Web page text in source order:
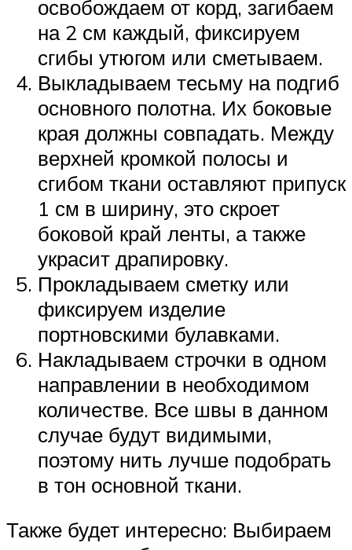
освобождаем от корд, загибаем
на 2 см каждый, фиксируем
сгибы утюгом или сметываем.
Выкладываем тесьму на подгиб
основного полотна. Их боковые
края должны совпадать. Между
верхней кромкой полосы и
сгибом ткани оставляют припуск
1 см в ширину, это скроет
боковой край ленты, а также
украсит драпировку.
Прокладываем сметку или
фиксируем изделие
портновскими булавками.
Накладываем строчки в одном
направлении в необходимом
количестве. Все швы в данном
случае будут видимыми,
поэтому нить лучше подобрать
в тон основной ткани.
Также будет интересно: Выбираем